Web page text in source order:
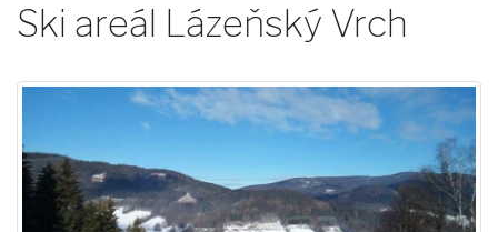
Ski areál Lázeňský Vrch